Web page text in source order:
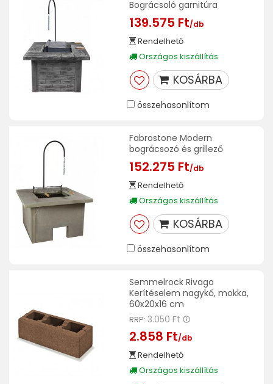
Bográcsoló garnitúra
139.575 Ft/db
Rendelhető
Országos kiszállítás
KOSÁRBA
összehasonlítom
Fabrostone Modern
bográcsozó és grillező
152.275 Ft/db
Rendelhető
Országos kiszállítás
KOSÁRBA
összehasonlítom
Semmelrock Rivago
Kerítéselem nagykő, mokka,
60x20x16 cm
RRP: 3.050 Ft
2.858 Ft/db
Rendelhető
Országos kiszállítás